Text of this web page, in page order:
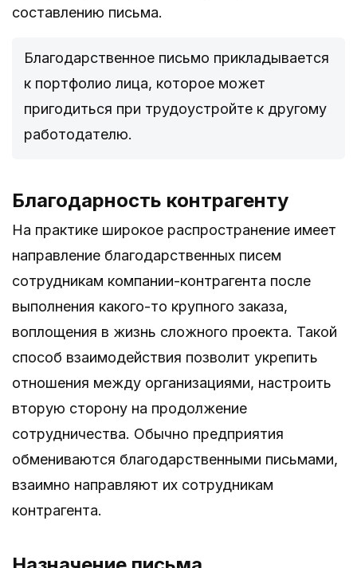
составлению письма.
Благодарственное письмо прикладывается
к портфолио лица, которое может
пригодиться при трудоустройте к другому
работодателю.
Благодарность контрагенту
На практике широкое распространение имеет
направление благодарственных писем
сотрудникам компании-контрагента после
выполнения какого-то крупного заказа,
воплощения в жизнь сложного проекта. Такой
способ взаимодействия позволит укрепить
отношения между организациями, настроить
вторую сторону на продолжение
сотрудничества. Обычно предприятия
обмениваются благодарственными письмами,
взаимно направляют их сотрудникам
контрагента.